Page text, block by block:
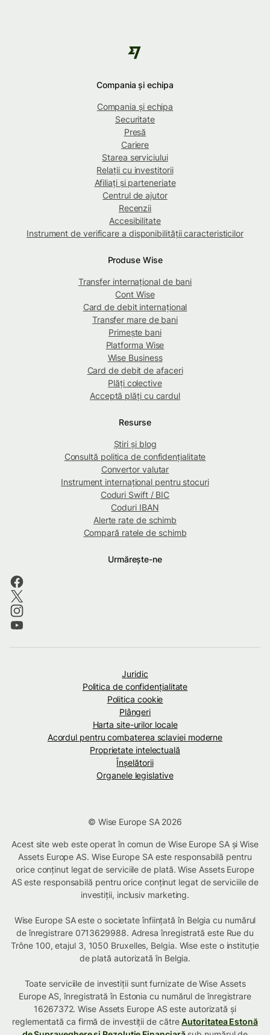
Compania și echipa
Compania și echipa
Securitate
Presă
Cariere
Starea serviciului
Relații cu investitorii
Afiliați și parteneriate
Centrul de ajutor
Recenzii
Accesibilitate
Instrument de verificare a disponibilității caracteristicilor
Produse Wise
Transfer internațional de bani
Cont Wise
Card de debit internațional
Transfer mare de bani
Primește bani
Platforma Wise
Wise Business
Card de debit de afaceri
Plăți colective
Acceptă plăți cu cardul
Resurse
Știri și blog
Consultă politica de confidențialitate
Convertor valutar
Instrument internațional pentru stocuri
Coduri Swift / BIC
Coduri IBAN
Alerte rate de schimb
Compară ratele de schimb
Urmărește-ne
Juridic
Politica de confidenţialitate
Politica cookie
Plângeri
Harta site-urilor locale
Acordul pentru combaterea sclaviei moderne
Proprietate intelectuală
Înșelătorii
Organele legislative
© Wise Europe SA 2026
Acest site web este operat în comun de Wise Europe SA și Wise
Assets Europe AS. Wise Europe SA este responsabilă pentru
orice conținut legat de serviciile de plată. Wise Assets Europe
AS este responsabilă pentru orice conținut legat de serviciile de
investiții, inclusiv marketing.
Wise Europe SA este o societate înființată în Belgia cu numărul
de înregistrare 0713629988. Adresa înregistrată este Rue du
Trône 100, etajul 3, 1050 Bruxelles, Belgia. Wise este o instituție
de plată autorizată în Belgia.
Toate serviciile de investiții sunt furnizate de Wise Assets
Europe AS, înregistrată în Estonia cu numărul de înregistrare
16267372. Wise Assets Europe AS este autorizată și
reglementată ca firmă de investiții de cătreAutoritatea Estonă